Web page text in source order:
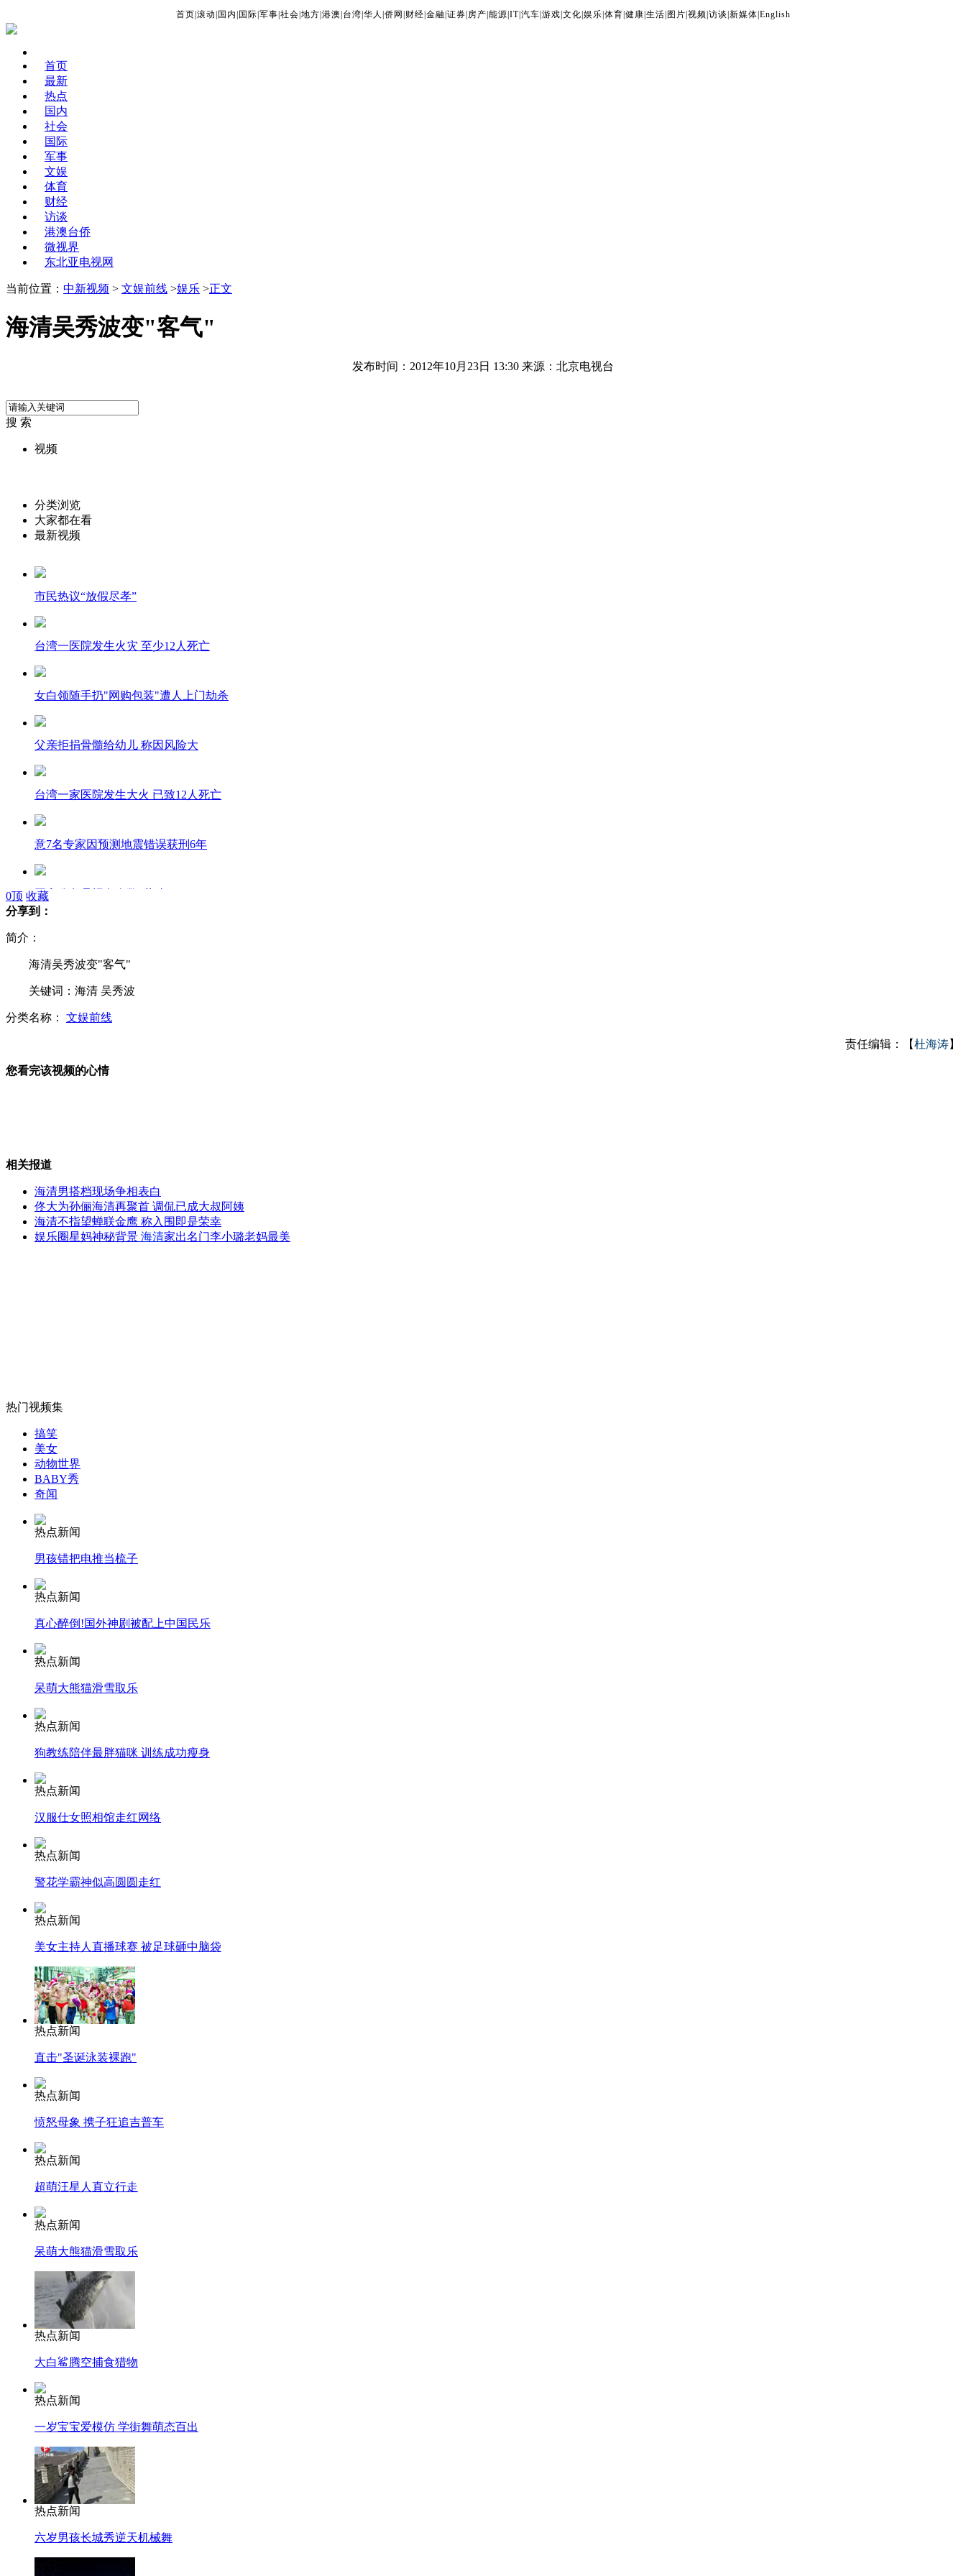
首页 滚动 国内 国际 军事 社会 地方 港澳 台湾 华人 侨网 财经 金融 证券 房产 能源 IT| 汽车 游戏 文化 娱乐 体育 健康 生活 图片 视频 访谈 新媒体 English
首页
最新
热点
国内
社会
国际
军事
文娱
体育
财经
访谈
港澳台侨
微视界
东北亚电视网
当前位置： 中新视频 > 文娱前线 >娱乐 >正文
海清吴秀波变"客气"
发布时间：2012年10月23日 13:30 来源：北京电视台
搜 索
视频
分类浏览
大家都在看
最新视频
市民热议“放假尽孝”
台湾一医院发生火灾 至少12人死亡
女白领随手扔"网购包装"遭人上门劫杀
父亲拒捐骨髓给幼儿 称因风险大
台湾一家医院发生大火 已致12人死亡
意7名专家因预测地震错误获刑6年
国家公务员报名人数“井喷”
“新潮小伙”偷老人轮椅狂奔逃走
女孩拿不出24万分手费 男友称可分期
女孩北京地铁殴打老人 痛下狠手拳打脚踢
无痛分娩是否安全 医生回应
走！跟着总书记去植树
消防员救轻生者
纽约上演“枕头大战”
司机酒驾遇交警 急速倒车逃窜
0顶 收藏
分享到：
简介：
海清吴秀波变"客气"
关键词：海清 吴秀波
分类名称： 文娱前线
责任编辑：【杜海涛】
您看完该视频的心情
相关报道
海清男搭档现场争相表白
佟大为孙俪海清再聚首 调侃已成大叔阿姨
海清不指望蝉联金鹰 称入围即是荣幸
娱乐圈星妈神秘背景 海清家出名门李小璐老妈最美
热门视频集
搞笑
美女
动物世界
BABY秀
奇闻
热点新闻
男孩错把电推当梳子
热点新闻
真心醉倒!国外神剧被配上中国民乐
热点新闻
呆萌大熊猫滑雪取乐
热点新闻
狗教练陪伴最胖猫咪 训练成功瘦身
热点新闻
汉服仕女照相馆走红网络
热点新闻
警花学霸神似高圆圆走红
热点新闻
美女主持人直播球赛 被足球砸中脑袋
热点新闻
直击"圣诞泳装裸跑"
热点新闻
愤怒母象 携子狂追吉普车
热点新闻
超萌汪星人直立行走
热点新闻
呆萌大熊猫滑雪取乐
热点新闻
大白鲨腾空捕食猎物
热点新闻
一岁宝宝爱模仿 学街舞萌态百出
热点新闻
六岁男孩长城秀逆天机械舞